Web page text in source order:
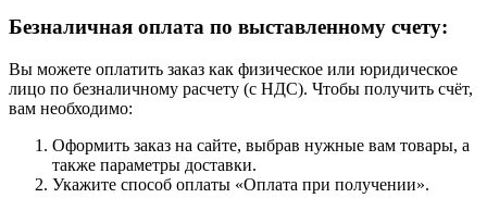
Безналичная оплата по выставленному счету:
Вы можете оплатить заказ как физическое или юридическое
лицо по безналичному расчету (с НДС). Чтобы получить счёт,
вам необходимо:
Оформить заказ на сайте, выбрав нужные вам товары, а
также параметры доставки.
Укажите способ оплаты «Оплата при получении».